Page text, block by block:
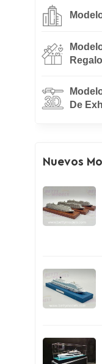
De
Nuevos